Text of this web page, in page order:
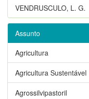
VENDRUSCULO, L. G.
Assunto
Agricultura
Agricultura Sustentável
Agrossilvipastoril